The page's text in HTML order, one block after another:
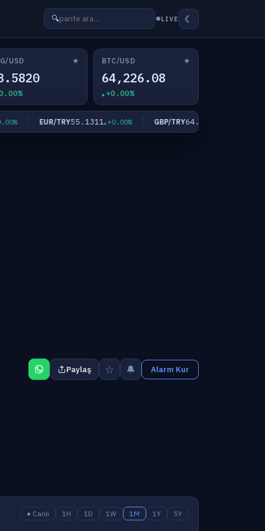
🔍 LIVE ☾
USD ★ BTC/USD ★
64,226.08
+0.00%
EUR/TRY55.1311 +0.00% GBP/TRY64.3543
Paylaş ☆ 🔔 Alarm Kur
● Canlı 1H 1D 1W 1M 1Y 5Y